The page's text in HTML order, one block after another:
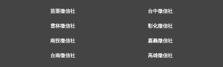
苗栗徵信社 台中徵信社
雲林徵信社 彰化徵信社
南投徵信社 嘉義徵信社
台南徵信社 高雄徵信社